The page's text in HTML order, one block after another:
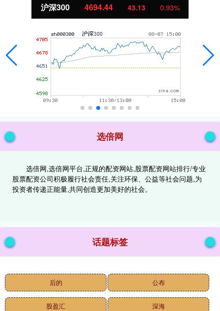
沪深300 4694.44 43.13 0.93%
选倍网
选倍网,选倍网平台,正规的配资网站,股票配资网站排行/专业
股票配资公司积极履行社会责任,关注环保、公益等社会问题,为
投资者传递正能量,共同创造更加美好的社会。
话题标签
后的 公布
股盈汇 深海